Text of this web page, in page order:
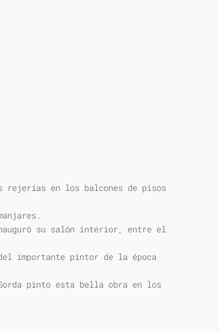
rejerías en los balcones de pisos
su salón interior, entre el
importante pintor de la época
pinto esta bella obra en los